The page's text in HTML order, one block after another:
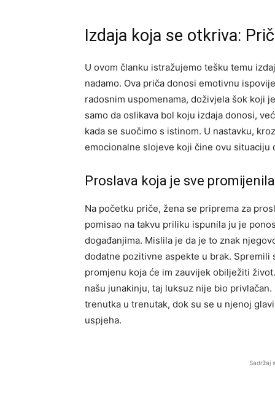
Izdaja koja se otkriva:
U ovom članku istražujemo tešku temu
nadamo. Ova priča donosi emotivnu
radosnim uspomenama, doživjela šok koji
samo da oslikava bol koju izdaja donosi,
kada se suočimo s istinom. U nastavku,
emocionalne slojeve koji čine ovu situaciju
Proslava koja je sve promijenila
Na početku priče, žena se priprema za
pomisao na takvu priliku ispunila ju je
događanjima. Mislila je da je to znak
dodatne pozitivne aspekte u brak.
promjenu koja će im zauvijek obilježiti
našu junakinju, taj luksuz nije bio
trenutka u trenutak, dok su se u njenoj
uspjeha.
Sadržaj